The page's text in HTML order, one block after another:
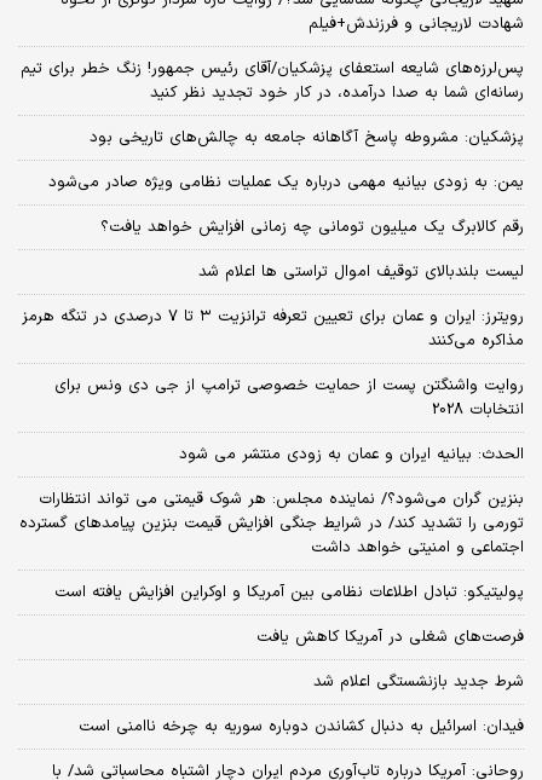
شهادت لاریجانی و فرزندش+فیلم
پس‌لرزه‌های شایعه استعفای پزشکیان/آقای رئیس جمهور! زنگ خطر برای تیم
رسانه‌ای شما به صدا درآمده، در کار خود تجدید نظر کنید
پزشکیان: مشروطه پاسخ آگاهانه جامعه به چالش‌های تاریخی بود
یمن: به زودی بیانیه مهمی درباره یک عملیات نظامی ویژه صادر می‌شود
رقم کالابرگ یک میلیون تومانی چه زمانی افزایش خواهد یافت؟
لیست بلندبالای توقیف اموال تراستی ها اعلام شد
رویترز: ایران و عمان برای تعیین تعرفه ترانزیت ۳ تا ۷ درصدی در تنگه هرمز
مذاکره می‌کنند
روایت واشنگتن پست از حمایت خصوصی ترامپ از جی دی ونس برای
انتخابات 2028
الحدث: بیانیه ایران و عمان به زودی منتشر می شود
بنزین گران می‌شود؟/ نماینده مجلس: هر شوک قیمتی می تواند انتظارات
تورمی را تشدید کند/ در شرایط جنگی افزایش قیمت بنزین پیامدهای گسترده
اجتماعی و امنیتی خواهد داشت
پولیتیکو: تبادل اطلاعات نظامی بین آمریکا و اوکراین افزایش یافته است
فرصت‌های شغلی در آمریکا کاهش یافت
شرط جدید بازنشستگی اعلام شد
فیدان: اسرائیل به دنبال کشاندن دوباره سوریه به چرخه ناامنی است
روحانی: آمریکا درباره تاب‌آوری مردم ایران دچار اشتباه محاسباتی شد/ با